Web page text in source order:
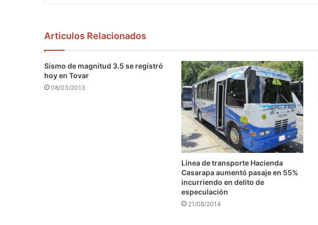
Articulos Relacionados
Sismo de magnitud 3.5 se registró
hoy en Tovar
08/03/2013
Línea de transporte Hacienda
Casarapa aumentó pasaje en 55%
incurriendo en delito de
especulación
21/08/2014